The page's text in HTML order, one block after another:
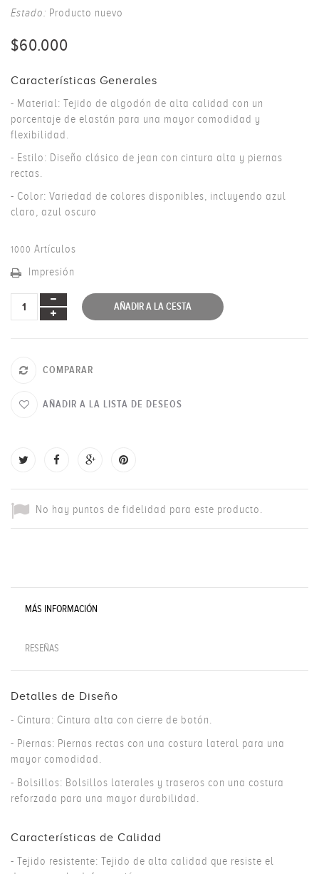
Estado: Producto nuevo
$60.000
Características Generales
- Material: Tejido de algodón de alta calidad con un
porcentaje de elastán para una mayor comodidad y
flexibilidad.
- Estilo: Diseño clásico de jean con cintura alta y piernas
rectas.
- Color: Variedad de colores disponibles, incluyendo azul
claro, azul oscuro
1000 Artículos
Impresión
AÑADIR A LA CESTA
COMPARAR
AÑADIR A LA LISTA DE DESEOS
No hay puntos de fidelidad para este producto.
MÁS INFORMACIÓN
RESEÑAS
Detalles de Diseño
- Cintura: Cintura alta con cierre de botón.
- Piernas: Piernas rectas con una costura lateral para una
mayor comodidad.
- Bolsillos: Bolsillos laterales y traseros con una costura
reforzada para una mayor durabilidad.
Características de Calidad
- Tejido resistente: Tejido de alta calidad que resiste el